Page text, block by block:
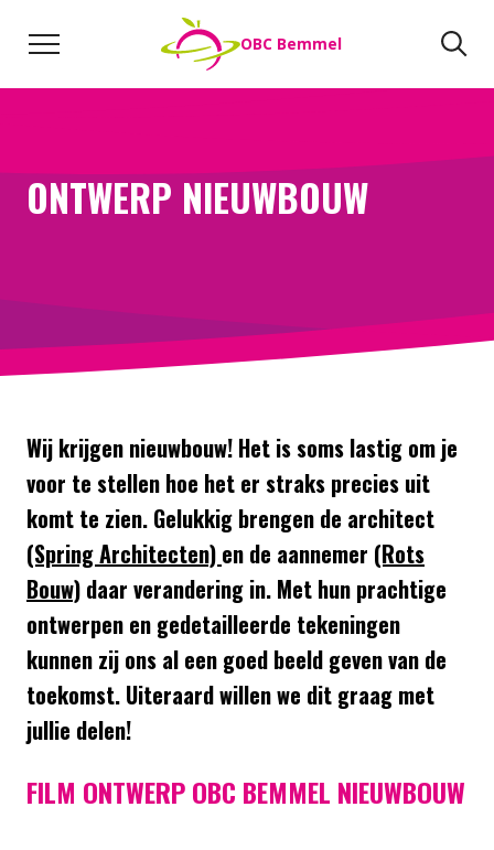
OBC Bemmel
Direct naar: Werken bij We helpen je opweg
ONTWERP NIEUWBOUW
Wij krijgen nieuwbouw! Het is soms lastig om je
voor te stellen hoe het er straks precies uit
komt te zien. Gelukkig brengen de architect
(Spring Architecten) en de aannemer (Rots
Bouw) daar verandering in. Met hun prachtige
ontwerpen en gedetailleerde tekeningen
kunnen zij ons al een goed beeld geven van de
toekomst. Uiteraard willen we dit graag met
jullie delen!
FILM ONTWERP OBC BEMMEL NIEUWBOUW